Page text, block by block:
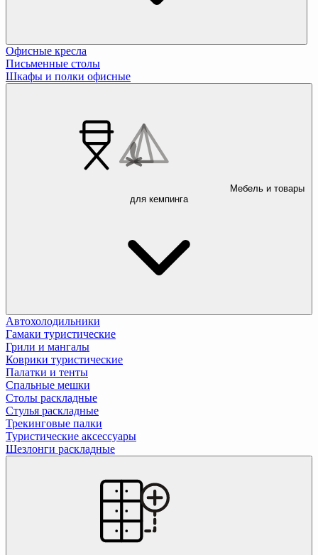
Офисные кресла
Письменные столы
Шкафы и полки офисные
Мебель и товары
для кемпинга
Автохолодильники
Гамаки туристические
Грили и мангалы
Коврики туристические
Палатки и тенты
Спальные мешки
Столы раскладные
Стулья раскладные
Трекинговые палки
Туристические аксессуары
Шезлонги раскладные